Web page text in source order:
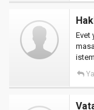
Evet